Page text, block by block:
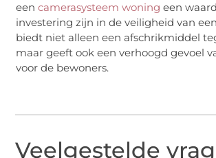
eencamerasysteem woning een
investering zijn in de veiligheid van
biedt niet alleen een afschrikmiddel
maar geeft ook een verhoogd gevoel
voor de bewoners.
Veelgestelde